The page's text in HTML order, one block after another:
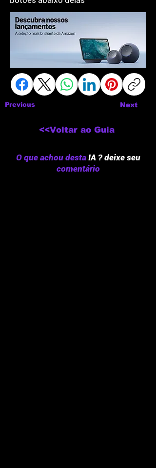
Previous Next
<<Voltar ao Guia
O que achou desta IA ? deixe seu
comentário